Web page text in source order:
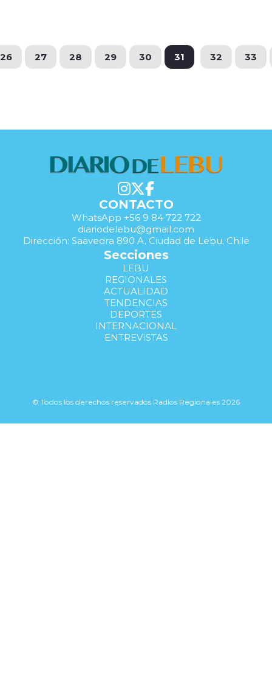
26 27 28 29 30 31 32 33
CONTACTO
WhatsApp +56 9 84 722 722
diariodelebu@gmail.com
Dirección: Saavedra 890 A, Ciudad de Lebu, Chile
Secciones
LEBU
REGIONALES
ACTUALIDAD
TENDENCIAS
DEPORTES
INTERNACIONAL
ENTREVISTAS
© Todos los derechos reservados Radios Regionales 2026